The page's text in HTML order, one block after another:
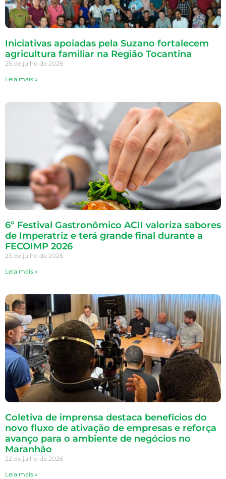
Iniciativas apoiadas pela Suzano fortalecem
agricultura familiar na Região Tocantina
25 de julho de 2026
Leia mais »
6º Festival Gastronômico ACII valoriza sabores
de Imperatriz e terá grande final durante a
FECOIMP 2026
23 de julho de 2026
Leia mais »
Coletiva de imprensa destaca benefícios do
novo fluxo de ativação de empresas e reforça
avanço para o ambiente de negócios no
Maranhão
22 de julho de 2026
Leia mais »